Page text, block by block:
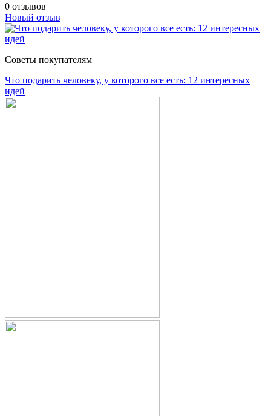
0 отзывов
Новый отзыв
Советы покупателям
Что подарить человеку, у которого все есть: 12 интересных
идей